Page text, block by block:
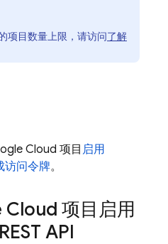
项目数量上限，请访问了解
Cloud 项目 启用
访问令牌。
Cloud 项目启用
API